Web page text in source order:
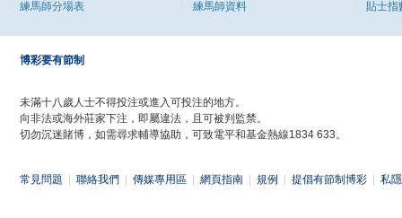
練馬師分場表
練馬師資料
貼士指
博彩要有節制
未滿十八歲人士不得投注或進入可投注的地方。
向非法或海外莊家下注，即屬違法，且可被判監禁。
切勿沉迷賭博，如需尋求輔導協助，可致電平和基金熱線1834 633。
常見問題 聯絡我們 傳媒專用區 網頁指南 規例 提倡有節制博彩 私